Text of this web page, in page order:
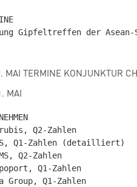
Gipfeltreffen der Asean-
MAI TERMINE KONJUNKTUR
MAI
Q2-Zahlen
Q1-Zahlen (detailliert)
Q2-Zahlen
Q1-Zahlen
Group, Q1-Zahlen